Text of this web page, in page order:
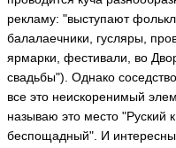
рекламу: "выступают
балалаечники, гусляры,
ярмарки, фестивали, во
свадьбы"). Однако
все это неискоренимый
называю это место "Руский
беспощадный". И